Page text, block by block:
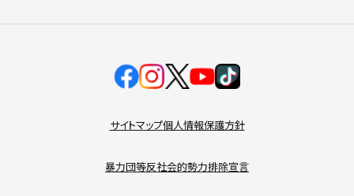
サイトマップ個人情報保護方針
暴力団等反社会的勢力排除宣言